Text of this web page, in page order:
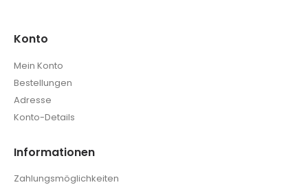
Konto
Mein Konto
Bestellungen
Adresse
Konto-Details
Informationen
Zahlungsmöglichkeiten